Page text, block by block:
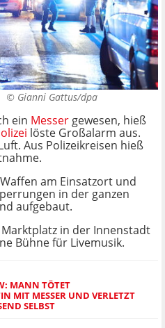
© Gianni Gattus/dpa
ein Messer gewesen, hieß
löste Großalarm aus.
Aus Polizeikreisen hieß
am Einsatzort und
in der ganzen
aufgebaut.
in der Innenstadt
Bühne für Livemusik.
MANN TÖTET
MIT MESSER UND VERLETZT
SELBST